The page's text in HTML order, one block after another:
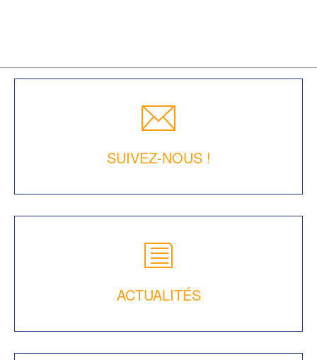
SUIVEZ-NOUS !
ACTUALITÉS